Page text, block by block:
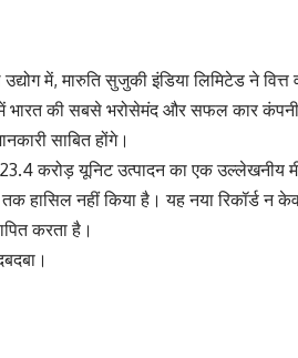
में, मारुति सुजुकी इंडिया लिमिटेड ने
भारत की सबसे भरोसेमंद और सफल कार
साबित होंगे।
करोड़ यूनिट उत्पादन का एक उल्लेखनीय
हासिल नहीं किया है। यह नया रिकॉर्ड न
करता है।